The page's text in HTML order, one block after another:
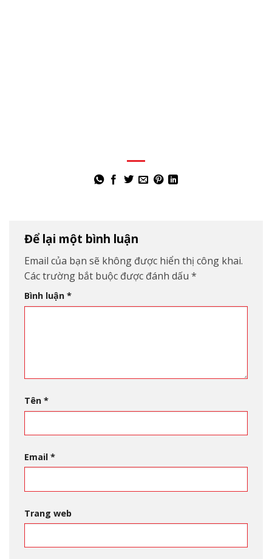
Để lại một bình luận
Email của bạn sẽ không được hiển thị công khai.
Các trường bắt buộc được đánh dấu *
Bình luận *
Tên *
Email *
Trang web